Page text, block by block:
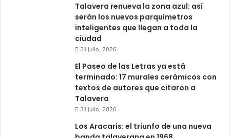
Talavera renueva la zona azul: así
serán los nuevos parquímetros
inteligentes que llegan a toda la
ciudad
31 julio, 2026
El Paseo de las Letras ya está
terminado: 17 murales cerámicos con
textos de autores que citaron a
Talavera
31 julio, 2026
Los Aracaris: el triunfo de una nueva